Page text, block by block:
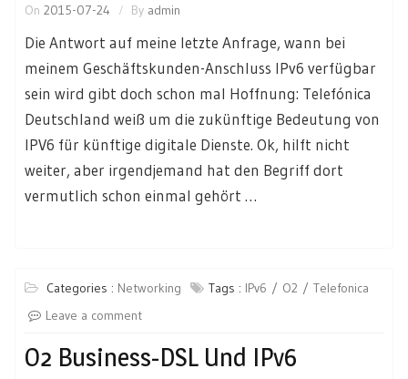
On 2015-07-24 By admin
Die Antwort auf meine letzte Anfrage, wann bei
meinem Geschäftskunden-Anschluss IPv6 verfügbar
sein wird gibt doch schon mal Hoffnung: Telefónica
Deutschland weiß um die zukünftige Bedeutung von
IPV6 für künftige digitale Dienste. Ok, hilft nicht
weiter, aber irgendjemand hat den Begriff dort
vermutlich schon einmal gehört …
Categories : Networking Tags : IPv6 O2
Telefonica
Leave a comment
O2 Business-DSL Und IPv6